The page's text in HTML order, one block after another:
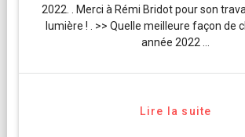
2022. . Merci à Rémi Bridot pour son
lumière ! . >> Quelle meilleure façon de
année 2022 …
Lire la suite